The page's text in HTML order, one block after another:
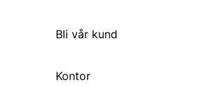
Bli vår kund
Kontor